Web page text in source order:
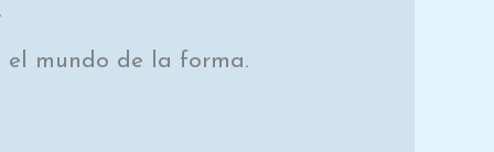
el mundo de la forma.